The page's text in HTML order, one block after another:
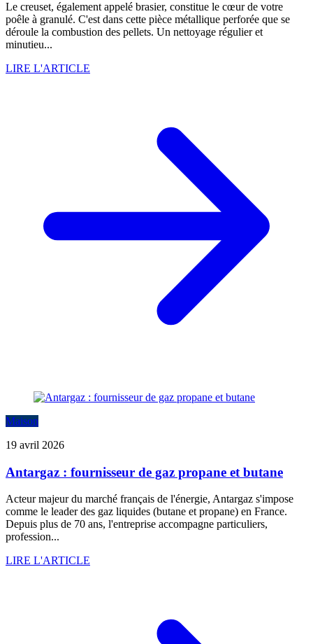
Le creuset, également appelé brasier, constitue le cœur de votre
poêle à granulé. C'est dans cette pièce métallique perforée que se
déroule la combustion des pellets. Un nettoyage régulier et
minutieu...
LIRE L'ARTICLE
Maison
19 avril 2026
Antargaz : fournisseur de gaz propane et butane
Acteur majeur du marché français de l'énergie, Antargaz s'impose
comme le leader des gaz liquides (butane et propane) en France.
Depuis plus de 70 ans, l'entreprise accompagne particuliers,
profession...
LIRE L'ARTICLE